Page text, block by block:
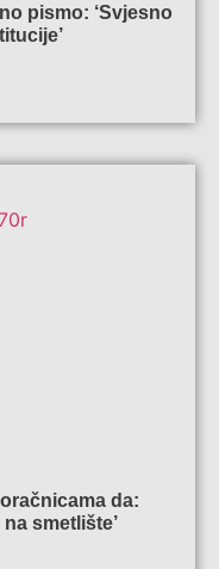
pismo: ‘Svjesno
da:
smetlište’